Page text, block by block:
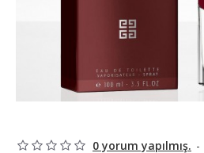
0 yorum yapılmış. -